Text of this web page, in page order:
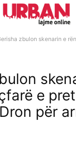
zbulon skenarin e
e
për